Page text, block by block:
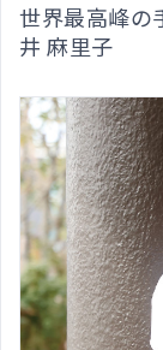
世界最高峰
井 麻里子